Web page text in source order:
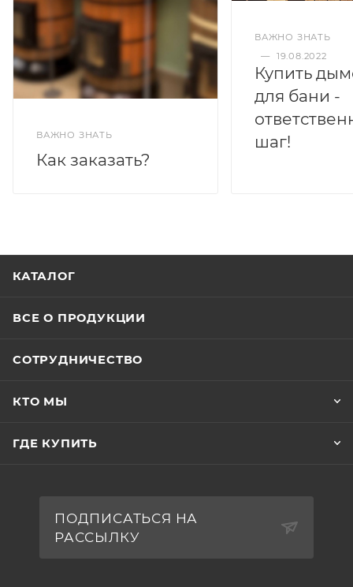
ВАЖНО ЗНАТЬ
Как заказать?
ВАЖНО ЗНАТЬ
— 19.08.2022
Купить
для бани -
шаг!
КАТАЛОГ
ВСЕ О ПРОДУКЦИИ
СОТРУДНИЧЕСТВО
КТО МЫ
ГДЕ КУПИТЬ
ПОДПИСАТЬСЯ НА
РАССЫЛКУ